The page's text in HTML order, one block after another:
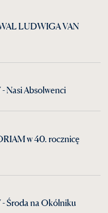
LUDWIGA VAN
Nasi Absolwenci
w 40. rocznicę
Środa na Okólniku